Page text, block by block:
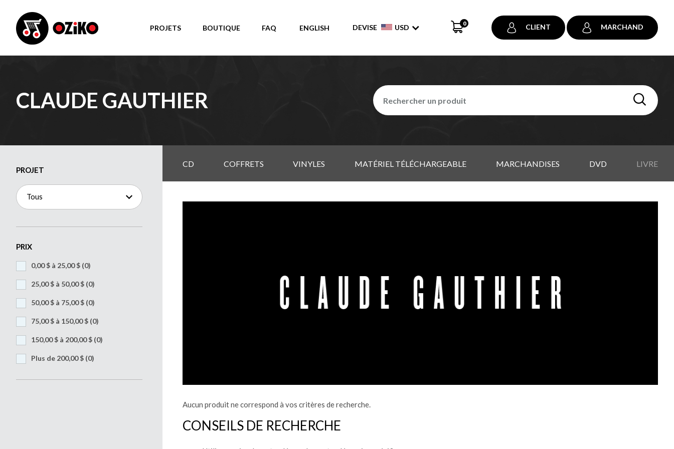
PROJETS BOUTIQUE FAQ ENGLISH DEVISE USD
0 CLIENT MARCHAND
CLAUDE GAUTHIER
PROJET
Tous
PRIX
0,00 $ à 25,00 $ (0)
25,00 $ à 50,00 $ (0)
50,00 $ à 75,00 $ (0)
75,00 $ à 150,00 $ (0)
150,00 $ à 200,00 $ (0)
Plus de 200,00 $ (0)
CD COFFRETS VINYLES MATÉRIEL TÉLÉCHARGEABLE MARCHANDISES DVD LIVRE
Aucun produit ne correspond à vos critères de recherche.
CONSEILS DE RECHERCHE